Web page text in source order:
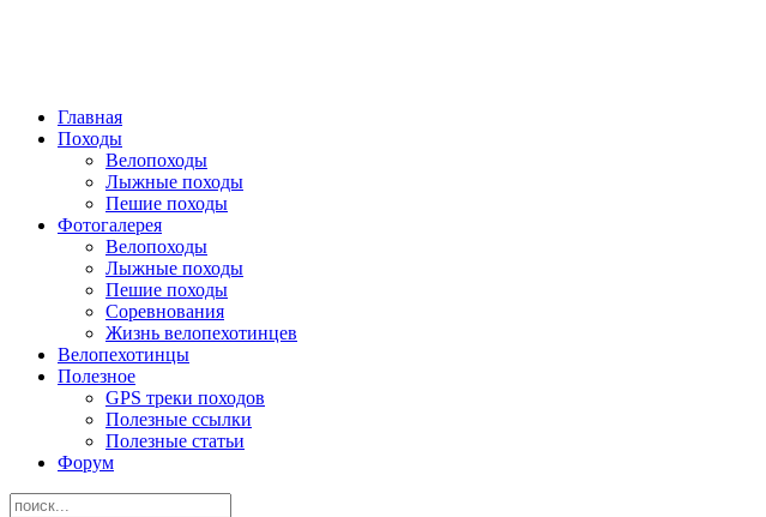
Главная
Походы
Велопоходы
Лыжные походы
Пешие походы
Фотогалерея
Велопоходы
Лыжные походы
Пешие походы
Соревнования
Жизнь велопехотинцев
Велопехотинцы
Полезное
GPS треки походов
Полезные ссылки
Полезные статьи
Форум